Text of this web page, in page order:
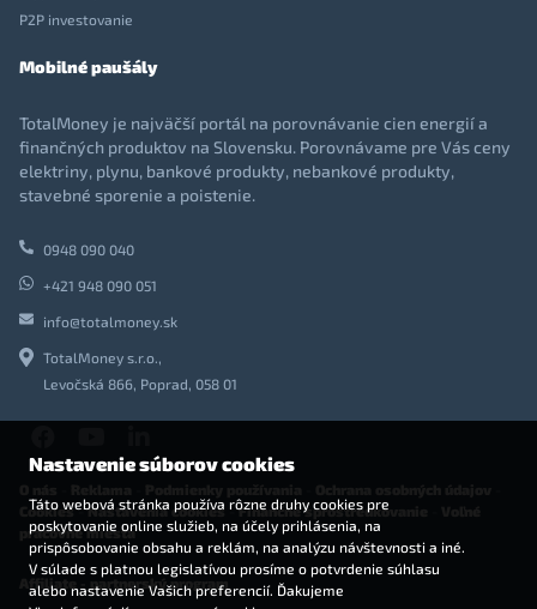
P2P investovanie
Mobilné paušály
TotalMoney je najväčší portál na porovnávanie cien energií a
finančných produktov na Slovensku. Porovnávame pre Vás ceny
elektriny, plynu, bankové produkty, nebankové produkty,
stavebné sporenie a poistenie.
0948 090 040
+421 948 090 051
info@totalmoney.sk
TotalMoney s.r.o.,
Levočská 866, Poprad, 058 01
Cookies-Nastavenia cookies -Finančné sprostredkovanie
pracovné miesta
Affiliate - partnerský program
Nastavenie súborov cookies
Táto webová stránka používa rôzne druhy cookies pre
poskytovanie online služieb, na účely prihlásenia, na
prispôsobovanie obsahu a reklám, na analýzu návštevnosti a iné.
V súlade s platnou legislatívou prosíme o potvrdenie súhlasu
alebo nastavenie Vašich preferencií. Ďakujeme